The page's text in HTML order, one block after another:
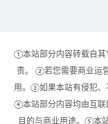
①本站部分内容转载自其
责。 ②若您需要商业运
用。③如果本站有侵犯、
④本站部分内容均由互联
目的与商业用途。⑤本